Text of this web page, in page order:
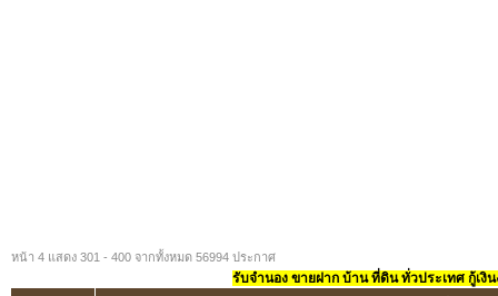
หน้า 4 แสดง 301 - 400 จากทั้งหมด 56994 ประกาศ
รับจำนอง ขายฝาก บ้าน ที่ดิน ทั่วประเทศ กู้เงิ